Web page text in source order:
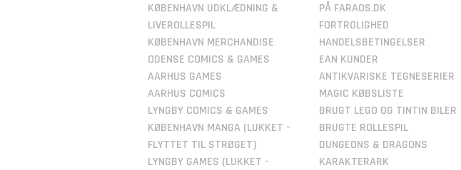
KØBENHAVN UDKLÆDNING &
LIVEROLLESPIL
KØBENHAVN MERCHANDISE
ODENSE COMICS & GAMES
AARHUS GAMES
AARHUS COMICS
LYNGBY COMICS & GAMES
KØBENHAVN MANGA (LUKKET -
FLYTTET TIL STRØGET)
LYNGBY GAMES (LUKKET -
PÅ FARAOS.DK
FORTROLIGHED
HANDELSBETINGELSER
EAN KUNDER
ANTIKVARISKE TEGNESERIER
MAGIC KØBSLISTE
BRUGT LEGO OG TINTIN BILER
BRUGTE ROLLESPIL
DUNGEONS & DRAGONS
KARAKTERARK